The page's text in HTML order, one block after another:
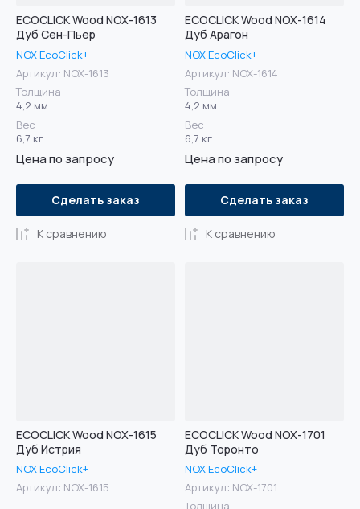
ECOCLICK Wood NOX-1613
Дуб Сен-Пьер
NOX EcoClick+
Артикул: NOX-1613
Толщина
4,2 мм
Вес
6,7 кг
Цена по запросу
Сделать заказ
К сравнению
ECOCLICK Wood NOX-1614
Дуб Арагон
NOX EcoClick+
Артикул: NOX-1614
Толщина
4,2 мм
Вес
6,7 кг
Цена по запросу
Сделать заказ
К сравнению
ECOCLICK Wood NOX-1615
Дуб Истрия
NOX EcoClick+
Артикул: NOX-1615
ECOCLICK Wood NOX-1701
Дуб Торонто
NOX EcoClick+
Артикул: NOX-1701
Толщина